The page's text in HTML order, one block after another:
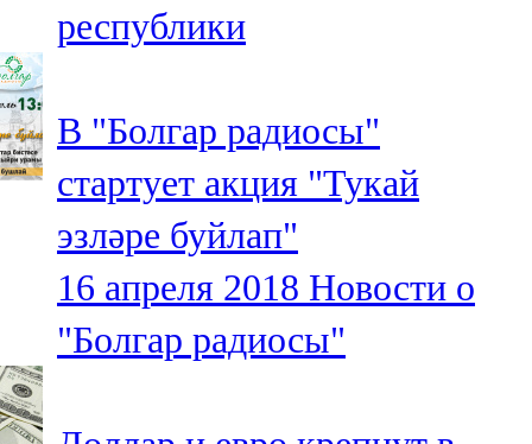
республики
В "Болгар радиосы"
стартует акция "Тукай
эзләре буйлап"
16 апреля 2018 Новости о
"Болгар радиосы"